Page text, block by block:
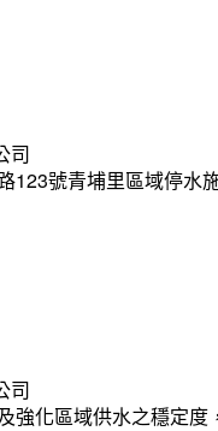
司
123號青埔里區域停水
司
強化區域供水之穩定